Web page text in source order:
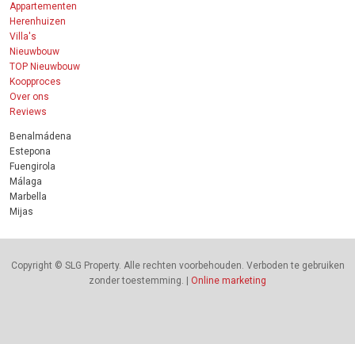
Appartementen
Herenhuizen
Villa's
Nieuwbouw
TOP Nieuwbouw
Koopproces
Over ons
Reviews
Benalmádena
Estepona
Fuengirola
Málaga
Marbella
Mijas
Copyright © SLG Property. Alle rechten voorbehouden. Verboden te gebruiken
zonder toestemming. | Online marketing